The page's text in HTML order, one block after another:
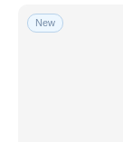
New